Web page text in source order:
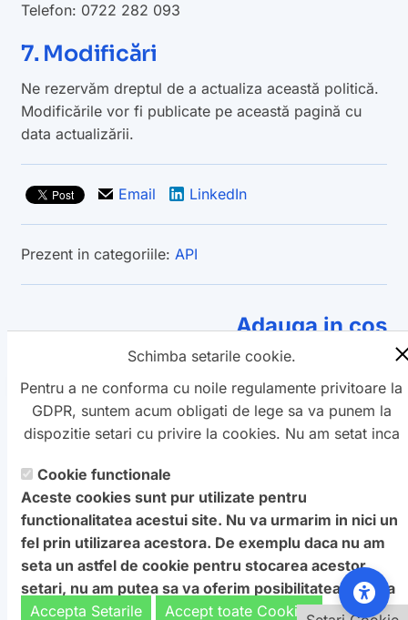
Telefon: 0722 282 093
7. Modificări
Ne rezervăm dreptul de a actualiza această politică.
Modificările vor fi publicate pe această pagină cu
data actualizării.
Email LinkedIn
Prezent in categoriile: API
Adauga in cos
Înapoi la produse
Copyright ©Petro&
profesionale de creareWebNou. Hai la noi !
Textele si imaginile prezente pe acest site au fost furnizate de
catre proprietarul de domeniu! Pentru orice probleme va rog
sa ne contactati.
Schimba setarile cookie.
Pentru a ne conforma cu noile regulamente privitoare la
GDPR, suntem acum obligati de lege sa va punem la
dispozitie setari cu privire la cookies. Nu am setat inca
schimbati aceste setari mai tarziu, va punem la
dispozitie un buton in coltul de jos al paginii. In orice
caz, va aducem la cunostiinta ca unele cookie sunt intr-
adevar necesare website-ului nostru pentru a functiona,
si nu pot fi dezactivate.Daca nu sunteti de acord cu
aceasta: Va rugam sa nu vizitati acest site.
Cookie functionale
Aceste cookies sunt pur utilizate pentru
functionalitatea acestui site. Nu va urmarim in nici un
fel prin utilizarea acestora. De exemplu daca nu am
seta un astfel de cookie pentru stocarea acestor
setari, nu am putea sa va oferim posibilitatea de a va
afisa acest ecran cu optiuni.
Accepta Setarile Accept toate Cookies